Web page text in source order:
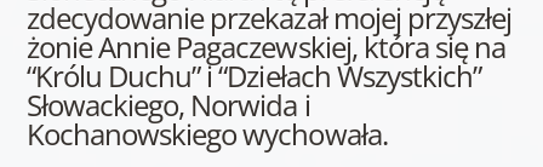
zdecydowanie przekazał mojej przyszłej
żonie Annie Pagaczewskiej, która się na
“Królu Duchu” i “Dziełach Wszystkich”
Słowackiego, Norwida i
Kochanowskiego wychowała.